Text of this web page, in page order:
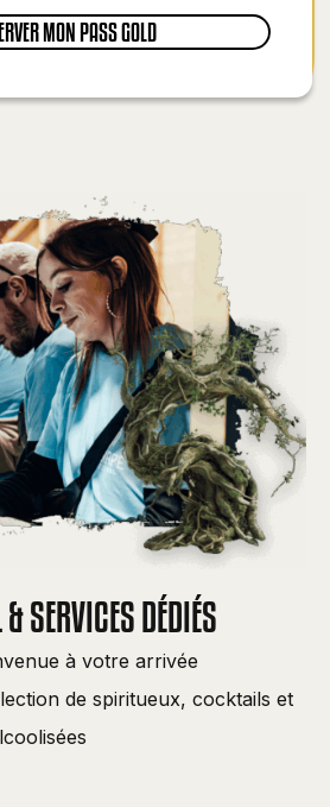
MON PASS GOLD
SERVICES DÉDIÉS
à votre arrivée
de spiritueux, cocktails et